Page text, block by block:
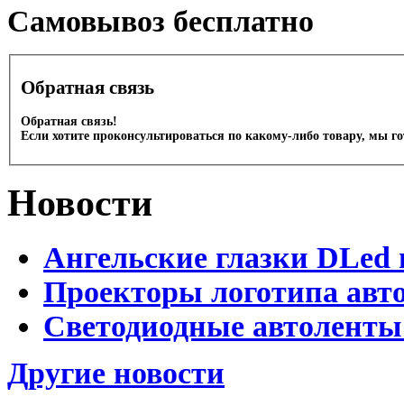
Cамовывоз бесплатно
Обратная связь
Обратная связь!
Если хотите проконсультироваться по какому-либо товару, мы
Новости
Ангельские глазки DLed
Проекторы логотипа
Светодиодные
Другие новости